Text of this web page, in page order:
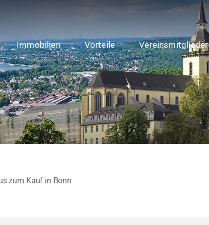
Immobilien Vorteile Vereinsmitglieder
zum Kauf in Bonn